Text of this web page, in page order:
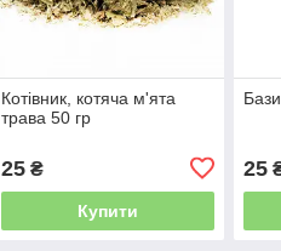
Котівник, котяча м'ята
трава 50 гр
25₴
Купити
25